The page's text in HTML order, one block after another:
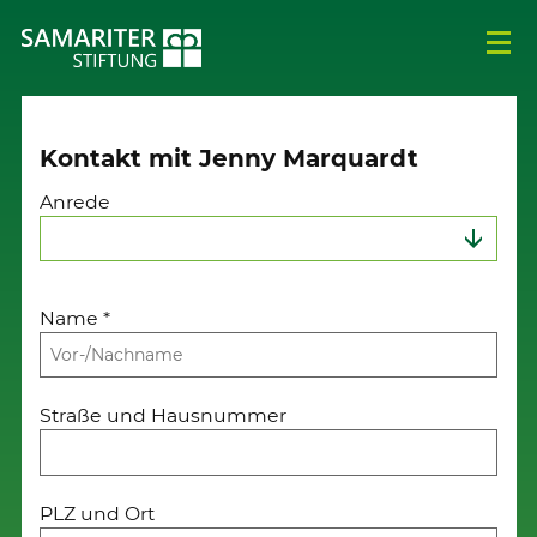
Kontakt mit Jenny Marquardt
Anrede
Name*
Straße und Hausnummer
PLZ und Ort